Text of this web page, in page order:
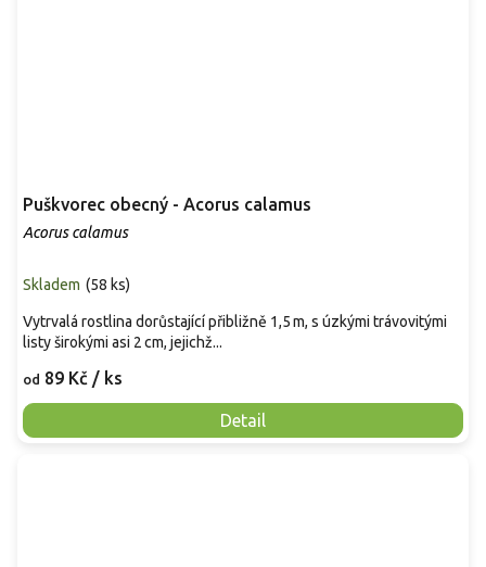
Puškvorec obecný - Acorus calamus
Acorus calamus
Skladem (58 ks)
od 89 Kč / ks
Detail
Vytrvalá rostlina dorůstající přibližně 1,5 m, s úzkými trávovitými
listy širokými asi 2 cm, jejichž...